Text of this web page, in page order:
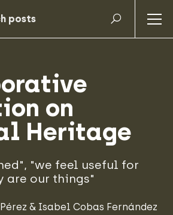
on
Heritage
"we feel useful for
are our things"
& Isabel Cobas Fernández